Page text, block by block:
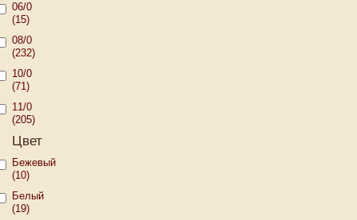
06/0
(15)
08/0
(232)
10/0
(71)
11/0
(205)
Цвет
Бежевый
(10)
Белый
(19)